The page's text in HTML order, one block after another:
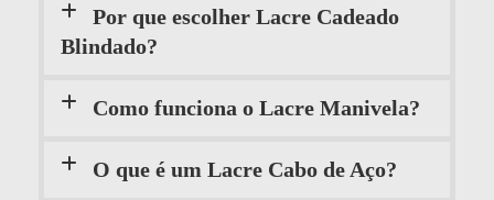
Por que escolher Lacre Cadeado
Blindado?
Como funciona o Lacre Manivela?
O que é um Lacre Cabo de Aço?